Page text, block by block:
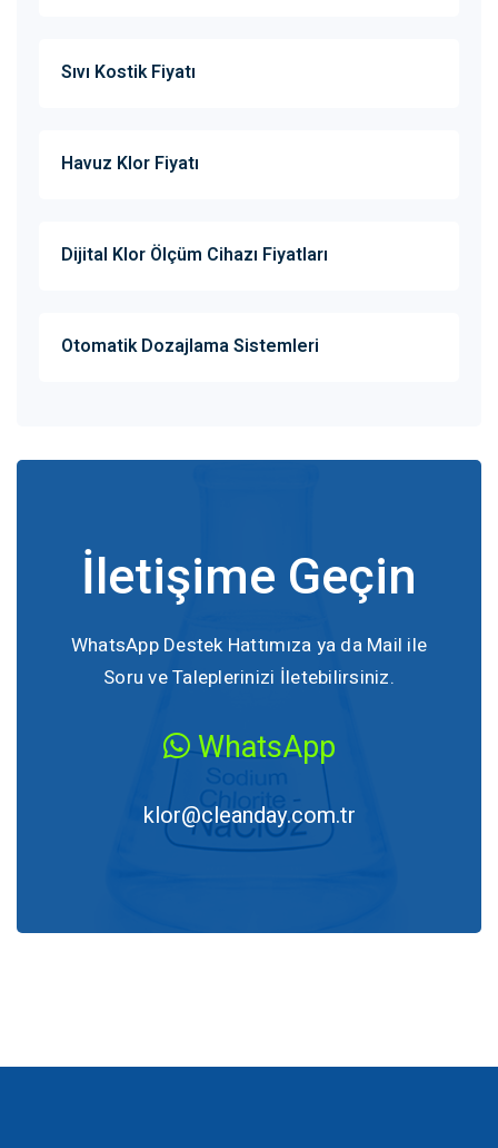
Sıvı Kostik Fiyatı
Havuz Klor Fiyatı
Dijital Klor Ölçüm Cihazı Fiyatları
Otomatik Dozajlama Sistemleri
İletişime Geçin
WhatsApp Destek Hattımıza ya da Mail ile
Soru ve Taleplerinizi İletebilirsiniz.
WhatsApp
klor@cleanday.com.tr